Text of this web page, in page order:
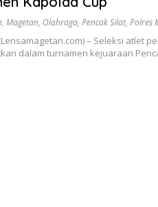
, Magetan, Olahraga, Pencak Silat, Polres
– Seleksi atlet
dalam turnamen kejuaraan